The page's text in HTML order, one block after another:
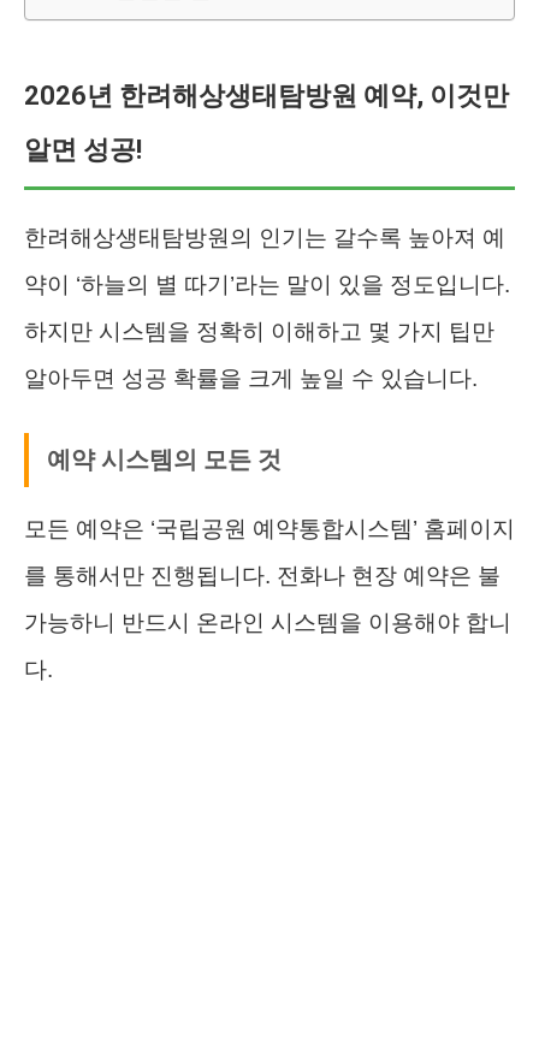
2026년 한려해상생태탐방원 예약, 이것만
알면 성공!
한려해상생태탐방원의 인기는 갈수록 높아져 예
약이 ‘하늘의 별 따기’라는 말이 있을 정도입니다.
하지만 시스템을 정확히 이해하고 몇 가지 팁만
알아두면 성공 확률을 크게 높일 수 있습니다.
예약 시스템의 모든 것
모든 예약은 ‘국립공원 예약통합시스템’ 홈페이지
를 통해서만 진행됩니다. 전화나 현장 예약은 불
가능하니 반드시 온라인 시스템을 이용해야 합니
다.